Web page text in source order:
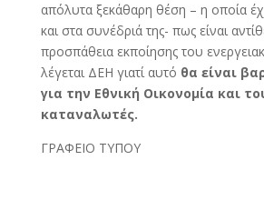
απόλυτα ξεκάθαρη θέση – η οποία
και στα συνέδριά της- πως είναι
προσπάθεια εκποίησης του
λέγεται ΔΕΗ γιατί αυτό θα είναι
για την Εθνική Οικονομία και
καταναλωτές.
ΓΡΑΦΕΙΟ ΤΥΠΟΥ